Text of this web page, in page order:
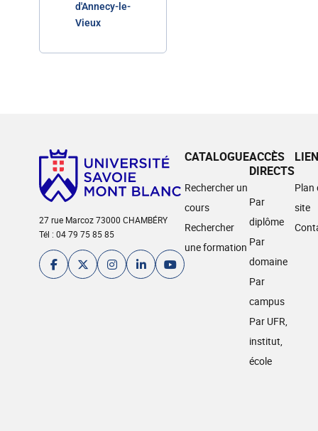
d'Annecy-le-
Vieux
27 rue Marcoz 73000 CHAMBÉRY
Tél : 04 79 75 85 85
CATALOGUE
Rechercher un
cours
Rechercher
une formation
ACCÈS
DIRECTS
Par
diplôme
Par
domaine
Par
campus
Par UFR,
institut,
école
Plan
site